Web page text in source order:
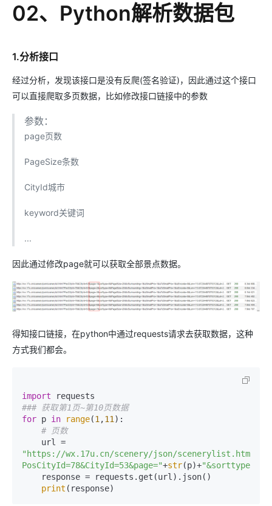
02、Python解析数据包
1.分析接口
经过分析，发现该接口是没有反爬(签名验证)，因此通过这个接口
可以直接爬取多页数据，比如修改接口链接中的参数
参数：
page页数
PageSize条数
CityId城市
keyword关键词
...
因此通过修改page就可以获取全部景点数据。
得知接口链接，在python中通过requests请求去获取数据，这种
方式我们都会。
import
### 获取第1页~第10页数据
for p in range(1 ,11 ):
# 页数
"https://wx.17u.cn/scenery/json/scenerylist.html?
PosCityId=78&CityId=53&page="+str(p)+
print